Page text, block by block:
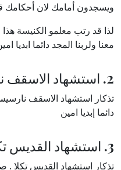
ويسجدون أمامك لان
لذا قد رتب معلمو الكنيسة
معنا ولربنا المجد دائما ابديا
2. استشهاد الاسقف نارسيس
تذكار استشهاد الاسقف
دائما إبديا امين
3. استشهاد القديس تكلا
تذكار استشهاد القديس تكلا .